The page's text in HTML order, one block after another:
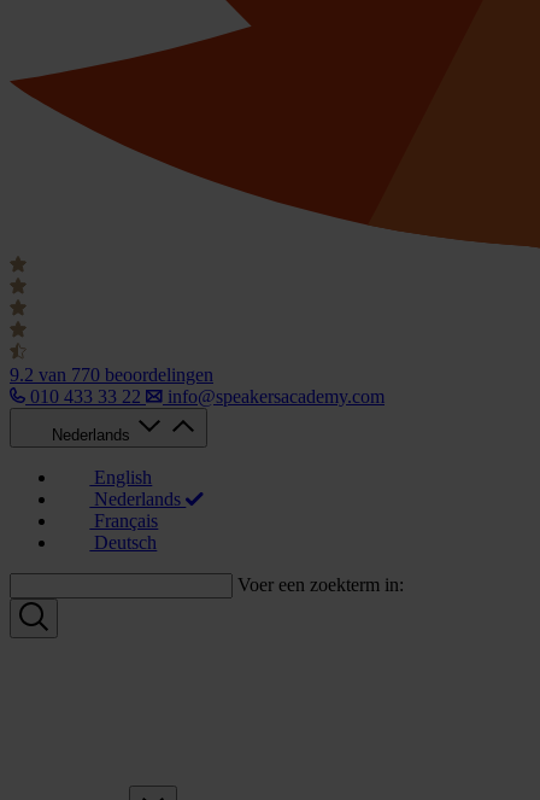
9.2 van 770 beoordelingen
010 433 33 22
info@speakersacademy.com
Nederlands
English
Nederlands
Français
Deutsch
Voer een zoekterm in: